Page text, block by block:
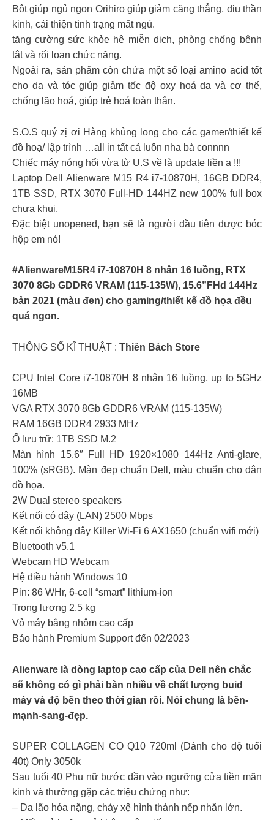
Bột giúp ngủ ngon Orihiro giúp giảm căng thẳng, dịu thần
kinh, cải thiện tình trạng mất ngủ.
tăng cường sức khỏe hệ miễn dịch, phòng chống bệnh
tật và rối loạn chức năng.
Ngoài ra, sản phẩm còn chứa một số loại amino acid tốt
cho da và tóc giúp giảm tốc độ oxy hoá da và cơ thể,
chống lão hoá, giúp trẻ hoá toàn thân.
S.O.S quý zị ơi Hàng khủng long cho các gamer/thiết kế
đồ hoạ/ lập trình …all in tất cả luôn nha bà connnn
Chiếc máy nóng hổi vừa từ U.S về là update liền ạ !!!
Laptop Dell Alienware M15 R4 i7-10870H, 16GB DDR4,
1TB SSD, RTX 3070 Full-HD 144HZ new 100% full box
chưa khui.
Đặc biệt unopened, bạn sẽ là người đầu tiên được bóc
hộp em nó!
#AlienwareM15R4 i7-10870H 8 nhân 16 luồng, RTX
3070 8Gb GDDR6 VRAM (115-135W), 15.6”FHd 144Hz
bản 2021 (màu đen) cho gaming/thiết kế đồ họa đều
quá ngon.
THÔNG SỐ KĨ THUẬT : Thiên Bách Store
CPU Intel Core i7-10870H 8 nhân 16 luồng, up to 5GHz
16MB
VGA RTX 3070 8Gb GDDR6 VRAM (115-135W)
RAM 16GB DDR4 2933 MHz
Ổ lưu trữ: 1TB SSD M.2
Màn hình 15.6″ Full HD 1920×1080 144Hz Anti-glare,
100% (sRGB). Màn đẹp chuẩn Dell, màu chuẩn cho dân
đồ họa.
2W Dual stereo speakers
Kết nối có dây (LAN) 2500 Mbps
Kết nối không dây Killer Wi-Fi 6 AX1650 (chuẩn wifi mới)
Bluetooth v5.1
Webcam HD Webcam
Hệ điều hành Windows 10
Pin: 86 WHr, 6-cell “smart” lithium-ion
Trọng lượng 2.5 kg
Vỏ máy bằng nhôm cao cấp
Bảo hành Premium Support đến 02/2023
Alienware là dòng laptop cao cấp của Dell nên chắc
sẽ không có gì phải bàn nhiều về chất lượng buid
máy và độ bền theo thời gian rồi. Nói chung là bền-
mạnh-sang-đẹp.
SUPER COLLAGEN CO Q10 720ml (Dành cho độ tuổi
40t) Only 3050k
Sau tuổi 40 Phụ nữ bước dần vào ngưỡng cửa tiền mãn
kinh và thường gặp các triệu chứng như:
– Da lão hóa nặng, chảy xệ hình thành nếp nhăn lớn.